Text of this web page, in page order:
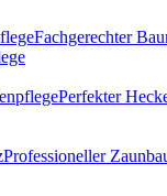
Fachgerechter
Perfekter
Professioneller